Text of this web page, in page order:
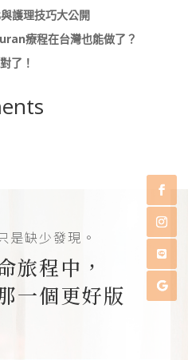
護理技巧大公開
療程在台灣也能做了？
了！
是缺少發現。
旅程中，
一個更好版